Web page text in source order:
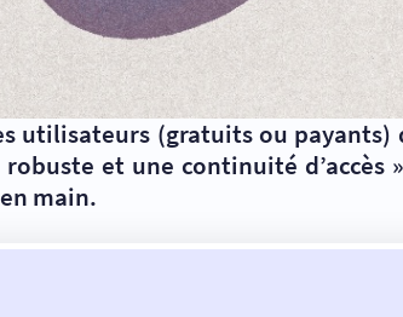
utilisateurs (gratuits ou
et une continuité d’accès
main.